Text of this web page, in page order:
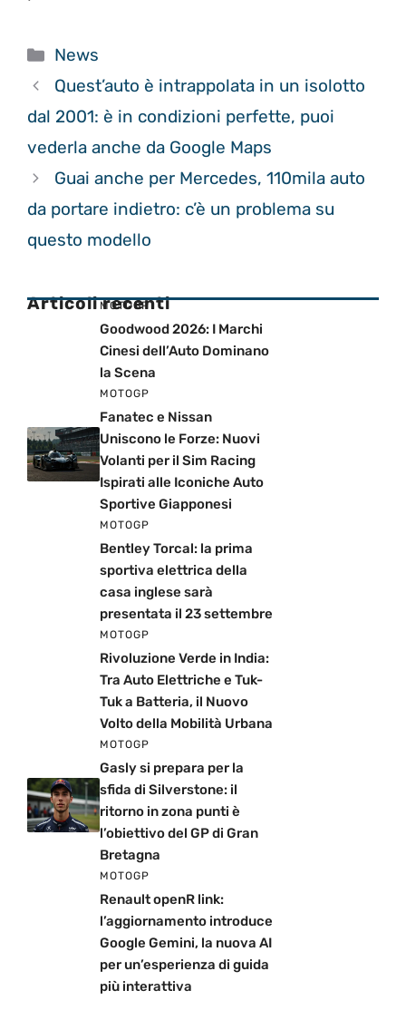
Categorie
News
Quest’auto è intrappolata in un isolotto
dal 2001: è in condizioni perfette, puoi
vederla anche da Google Maps
Guai anche per Mercedes, 110mila auto
da portare indietro: c’è un problema su
questo modello
Articoli recenti
MOTOGP
Goodwood 2026: I Marchi
Cinesi dell’Auto Dominano
la Scena
MOTOGP
Fanatec e Nissan
Uniscono le Forze: Nuovi
Volanti per il Sim Racing
Ispirati alle Iconiche Auto
Sportive Giapponesi
MOTOGP
Bentley Torcal: la prima
sportiva elettrica della
casa inglese sarà
presentata il 23 settembre
MOTOGP
Rivoluzione Verde in India:
Tra Auto Elettriche e Tuk-
Tuk a Batteria, il Nuovo
Volto della Mobilità Urbana
MOTOGP
Gasly si prepara per la
sfida di Silverstone: il
ritorno in zona punti è
l’obiettivo del GP di Gran
Bretagna
MOTOGP
Renault openR link:
l’aggiornamento introduce
Google Gemini, la nuova AI
per un’esperienza di guida
più interattiva